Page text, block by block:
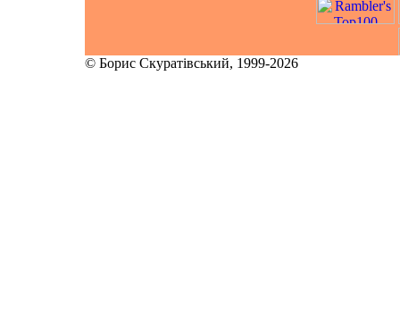
© Борис Скуратівський, 1999-2026